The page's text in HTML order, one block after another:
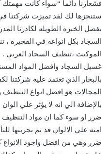
فشعارنا دائما “سواء كانت
ستنجزها لك لقد تميزت شركتنا
بفضل الخبره الطويله لكادرنا
السجاد بكل انواعه في الفجيرة ،
الموكيت ،تنظيف السجاد
غسيل السجاد وافضل المواد
بالبخار الذي تعتمد عليه شركتنا
المجالات هو افضل انواع
بالإضافة الي انه لا يؤثر علي
ضرر او سوء كما ان مواد
امنه علي الالوان قد تم تجربتها
ضرر وهي من افضل واجود الانواع